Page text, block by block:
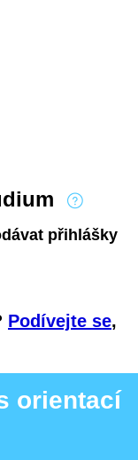
přihlášky
Podívejte se,
orientací